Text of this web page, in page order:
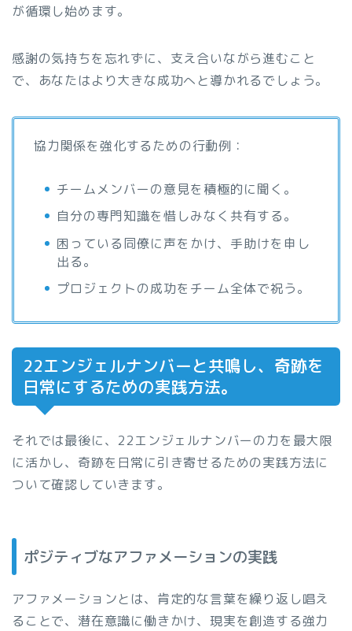
が循環し始めます。
感謝の気持ちを忘れずに、支え合いながら進むこと
で、あなたはより大きな成功へと導かれるでしょう。
協力関係を強化するための行動例：
チームメンバーの意見を積極的に聞く。
自分の専門知識を惜しみなく共有する。
困っている同僚に声をかけ、手助けを申し
出る。
プロジェクトの成功をチーム全体で祝う。
22エンジェルナンバーと共鳴し、奇跡を
日常にするための実践方法。
それでは最後に、22エンジェルナンバーの力を最大限
に活かし、奇跡を日常に引き寄せるための実践方法に
ついて確認していきます。
ポジティブなアファメーションの実践
アファメーションとは、肯定的な言葉を繰り返し唱え
ることで、潜在意識に働きかけ、現実を創造する強力